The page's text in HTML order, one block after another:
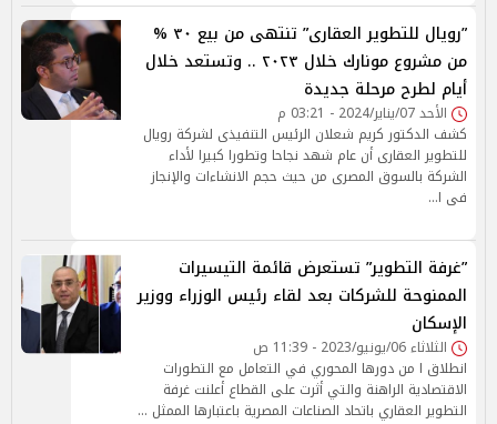
”رويال للتطوير العقارى” تنتهى من بيع ٣٠ %
من مشروع مونارك خلال ٢٠٢٣ .. وتستعد خلال
أيام لطرح مرحلة جديدة
الأحد 07/يناير/2024 - 03:21 م
كشف الدكتور كريم شعلان الرئيس التنفيذى لشركة رويال
للتطوير العقارى أن عام شهد نجاحا وتطورا كبيرا لأداء
الشركة بالسوق المصرى من حيث حجم الانشاءات والإنجاز
فى ا…
”غرفة التطوير” تستعرض قائمة التيسيرات
الممنوحة للشركات بعد لقاء رئيس الوزراء ووزير
الإسكان
الثلاثاء 06/يونيو/2023 - 11:39 ص
انطلاق ا من دورها المحوري في التعامل مع التطورات
الاقتصادية الراهنة والتي أثرت على القطاع أعلنت غرفة
التطوير العقاري باتحاد الصناعات المصرية باعتبارها الممثل …